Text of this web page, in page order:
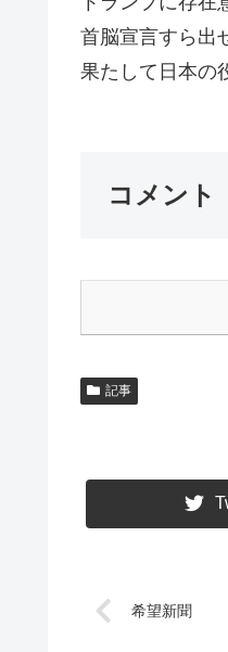
首脳宣言すら出
果たして日本の
コメント
記事
希望新聞